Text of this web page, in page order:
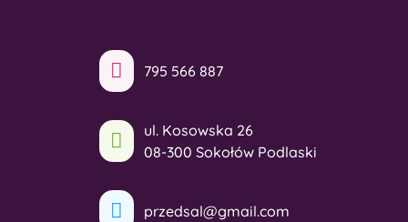
795 566 887
ul. Kosowska 26
08-300 Sokołów Podlaski
przedsal@gmail.com